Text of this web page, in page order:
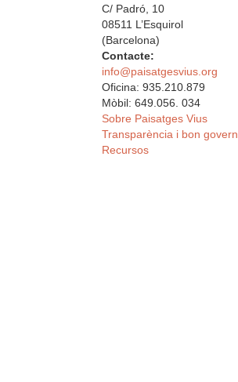
C/ Padró, 10
08511 L’Esquirol
(Barcelona)
Contacte:
info@paisatgesvius.org
Oficina: 935.210.879
Mòbil: 649.056. 034
Sobre Paisatges Vius
Transparència i bon govern
Recursos